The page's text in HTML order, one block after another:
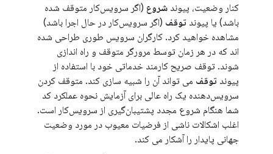
کنار وضعیت، پیوند شروع (اگر سرویس‌کار متوقف شده
باشد) یا پیوند توقف (اگر سرویس‌کار در حال اجرا باشد)
مشاهده خواهید کرد. کارگران سرویس طوری طراحی شده
اند که در هر زمان توسط مرورگر متوقف و راه اندازی
شوند. توقف صریح کارمند خدماتی خود با استفاده از
پیوند توقف می تواند آن را شبیه سازی کند. متوقف کردن
سرویس‌دهنده یک راه عالی برای آزمایش نحوه عملکرد کد
شما هنگام شروع مجدد پشتیبان‌گیری از سرویس‌کار است.
اغلب اشکالات ناشی از فرضیات معیوب در مورد وضعیت
جهانی پایدار را آشکار می کند.